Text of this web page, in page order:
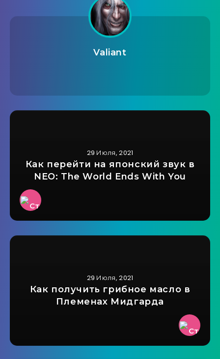
Valiant
29 Июля, 2021
Как перейти на японский звук в
NEO: The World Ends With You
29 Июля, 2021
Как получить грибное масло в
Племенах Мидгарда